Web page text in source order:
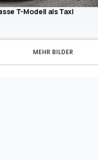
T-Modell als Taxi
MEHR BILDER